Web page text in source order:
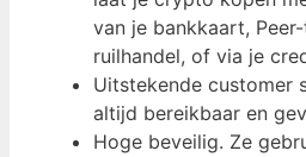
van je bankkaart,
ruilhandel, of via je
Uitstekende customer
altijd bereikbaar en
Hoge beveilig. Ze